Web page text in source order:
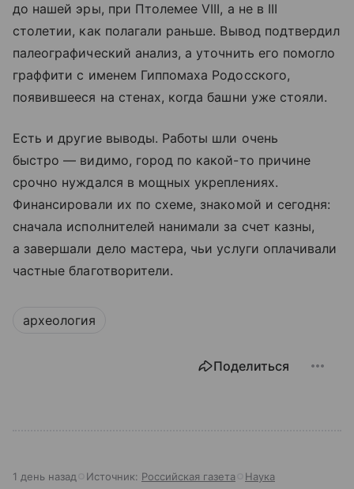
до нашей эры, при Птолемее VIII, а не в III
столетии, как полагали раньше. Вывод подтвердил
палеографический анализ, а уточнить его помогло
граффити с именем Гиппомаха Родосского,
появившееся на стенах, когда башни уже стояли.
Есть и другие выводы. Работы шли очень
быстро — видимо, город по какой-то причине
срочно нуждался в мощных укреплениях.
Финансировали их по схеме, знакомой и сегодня:
сначала исполнителей нанимали за счет казны,
а завершали дело мастера, чьи услуги оплачивали
частные благотворители.
археология
Поделиться
1 день назад Источник: Российская газета Наука